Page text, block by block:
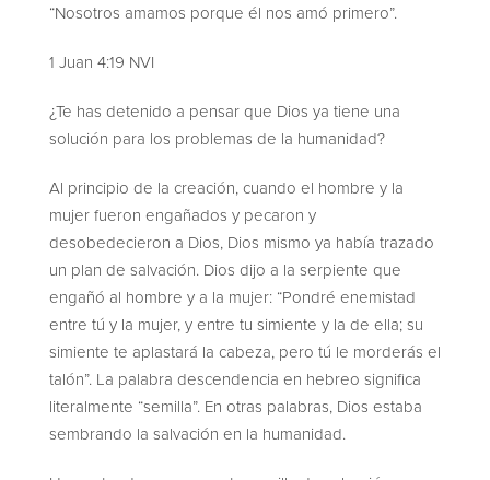
“Nosotros amamos porque él nos amó primero”.
1 Juan 4:19 NVI
¿Te has detenido a pensar que Dios ya tiene una
solución para los problemas de la humanidad?
Al principio de la creación, cuando el hombre y la
mujer fueron engañados y pecaron y
desobedecieron a Dios, Dios mismo ya había trazado
un plan de salvación. Dios dijo a la serpiente que
engañó al hombre y a la mujer: “Pondré enemistad
entre tú y la mujer, y entre tu simiente y la de ella; su
simiente te aplastará la cabeza, pero tú le morderás el
talón”. La palabra descendencia en hebreo significa
literalmente “semilla”. En otras palabras, Dios estaba
sembrando la salvación en la humanidad.